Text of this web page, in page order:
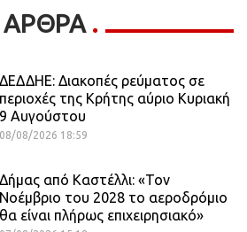
ΔΕΔΔΗΕ: Διακοπές ρεύματος σε
περιοχές της Κρήτης αύριο Κυριακή
9 Αυγούστου
08/08/2026 18:59
Δήμας από Καστέλλι: «Τον
Νοέμβριο του 2028 το αεροδρόμιο
θα είναι πλήρως επιχειρησιακό»